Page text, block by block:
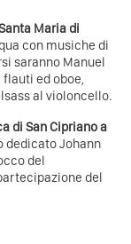
Maria di
con musiche di
saranno Manuel
ed oboe,
al violoncello.
di San Cipriano a
dedicato Johann
del
del